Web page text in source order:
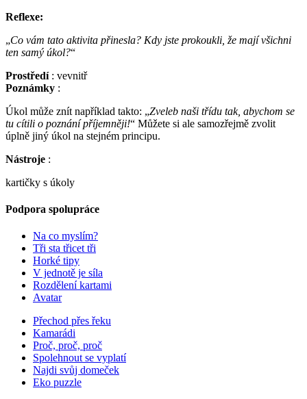
Reflexe:
„Co vám tato aktivita přinesla? Kdy jste prokoukli, že mají všichni
ten samý úkol?“
Prostředí : vevnitř
Poznámky :
Úkol může znít například takto: „Zveleb naši třídu tak, abychom se
tu cítili o poznání příjemněji!“ Můžete si ale samozřejmě zvolit
úplně jiný úkol na stejném principu.
Nástroje :
kartičky s úkoly
Podpora spolupráce
Na co myslím?
Tři sta třicet tři
Horké tipy
V jednotě je síla
Rozdělení kartami
Avatar
Přechod přes řeku
Kamarádi
Proč, proč, proč
Spolehnout se vyplatí
Najdi svůj domeček
Eko puzzle